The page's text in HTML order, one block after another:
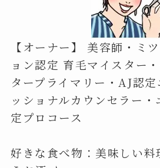
【オーナー】 美容師・ミ
ョン認定 育毛マイスター
タープライマリー・AJ認
ッショナルカウンセラー
定プロコース
好きな食べ物：美味しい料